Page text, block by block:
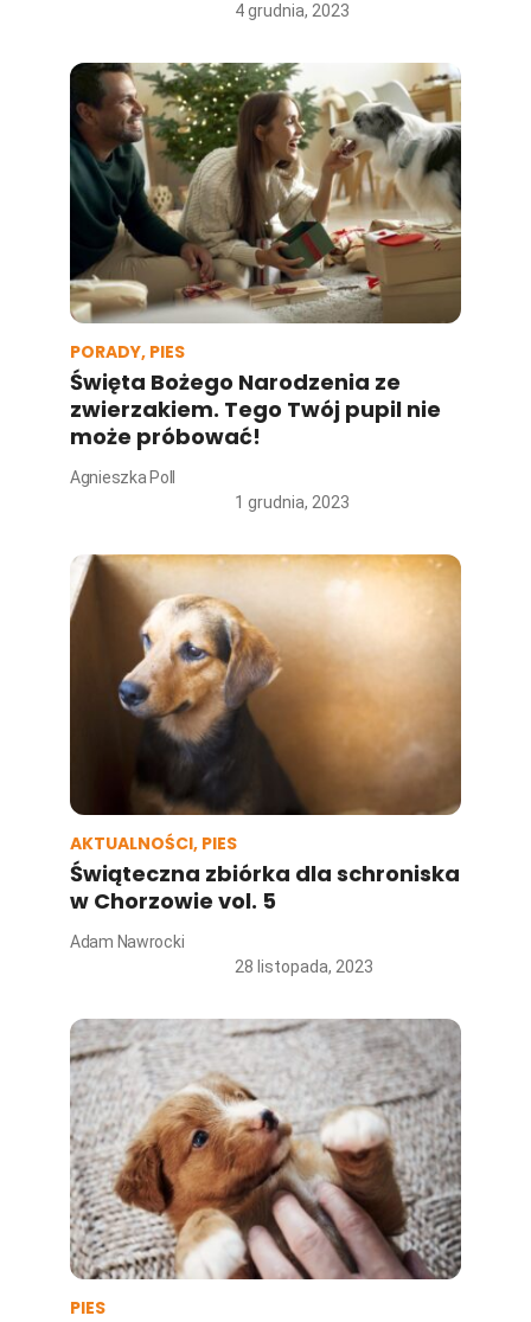
4 grudnia, 2023
PORADY, PIES
Święta Bożego Narodzenia ze
zwierzakiem. Tego Twój pupil nie
może próbować!
Agnieszka Poll
1 grudnia, 2023
AKTUALNOŚCI, PIES
Świąteczna zbiórka dla schroniska
w Chorzowie vol. 5
Adam Nawrocki
28 listopada, 2023
PIES